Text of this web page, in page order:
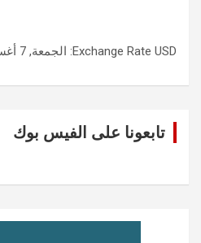
Exchange Rate USD : الجمعة, 7 أغسطس.
تابعونا على الفيس بوك